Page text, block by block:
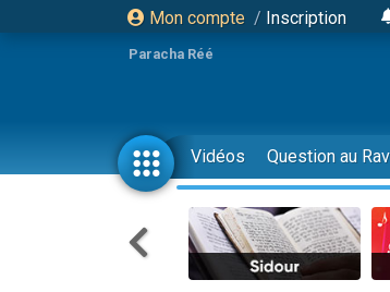
Mon compte / Inscription
Paracha Réé
Vidéos Question au Rav